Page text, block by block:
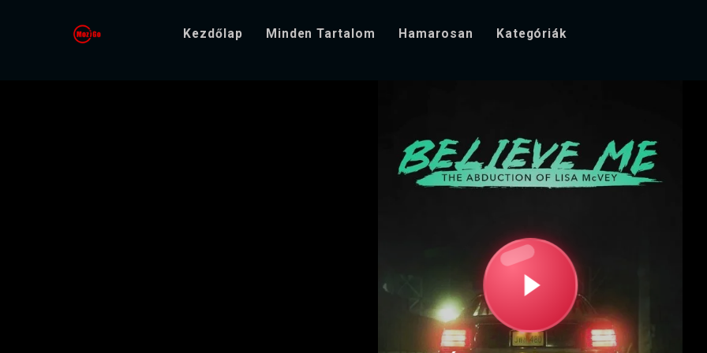
Kezdőlap Minden Tartalom Hamarosan Kategóriák